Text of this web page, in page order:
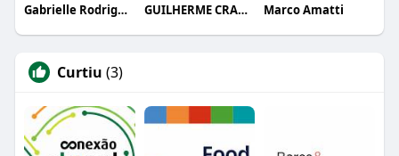
Gabrielle Rodrigues GUILHERME CRAMER BALLE Marco Amatti
Curtiu (3)